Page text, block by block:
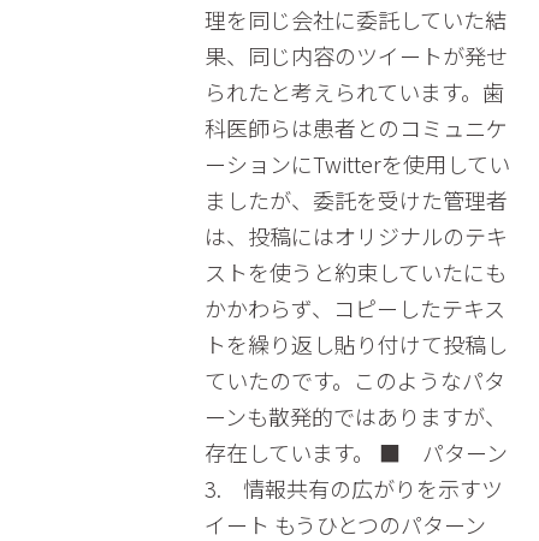
理を同じ会社に委託していた結
果、同じ内容のツイートが発せ
られたと考えられています。歯
科医師らは患者とのコミュニケ
ーションにTwitterを使用してい
ましたが、委託を受けた管理者
は、投稿にはオリジナルのテキ
ストを使うと約束していたにも
かかわらず、コピーしたテキス
トを繰り返し貼り付けて投稿し
ていたのです。このようなパタ
ーンも散発的ではありますが、
存在しています。 ■ パターン
3. 情報共有の広がりを示すツ
イート もうひとつのパターン